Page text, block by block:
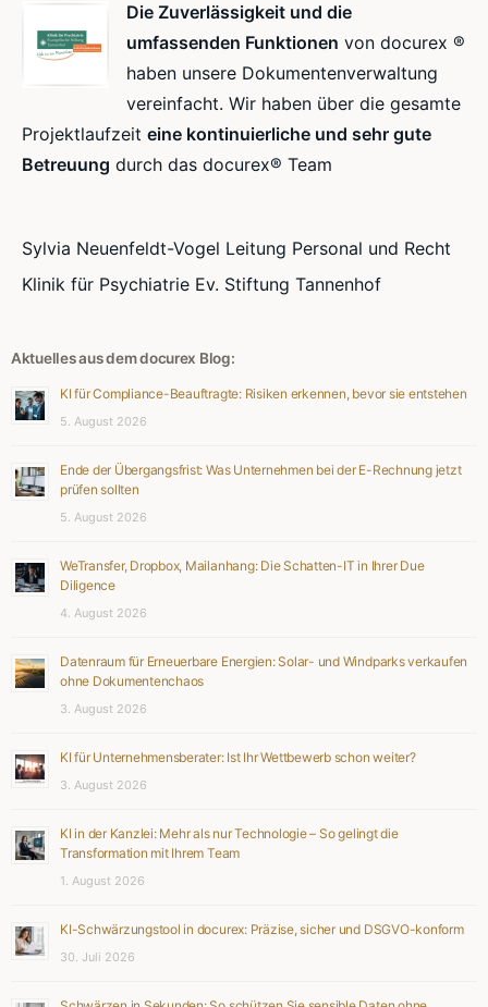
Die Zuverlässigkeit und die
umfassenden Funktionen von docurex ®
haben unsere Dokumentenverwaltung
vereinfacht. Wir haben über die gesamte
Projektlaufzeit eine kontinuierliche und sehr gute
Betreuung durch das docurex® Team
Sylvia Neuenfeldt-Vogel Leitung Personal und Recht
Klinik für Psychiatrie Ev. Stiftung Tannenhof
Aktuelles aus dem docurex Blog:
KI für Compliance-Beauftragte: Risiken erkennen, bevor sie entstehen
5. August 2026
Ende der Übergangsfrist: Was Unternehmen bei der E-Rechnung jetzt
prüfen sollten
5. August 2026
WeTransfer, Dropbox, Mailanhang: Die Schatten-IT in Ihrer Due
Diligence
4. August 2026
Datenraum für Erneuerbare Energien: Solar- und Windparks verkaufen
ohne Dokumentenchaos
3. August 2026
KI für Unternehmensberater: Ist Ihr Wettbewerb schon weiter?
3. August 2026
KI in der Kanzlei: Mehr als nur Technologie – So gelingt die
Transformation mit Ihrem Team
1. August 2026
KI-Schwärzungstool in docurex: Präzise, sicher und DSGVO-konform
30. Juli 2026